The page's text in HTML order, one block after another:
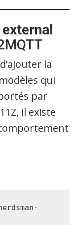
external
la
qui
par
il existe